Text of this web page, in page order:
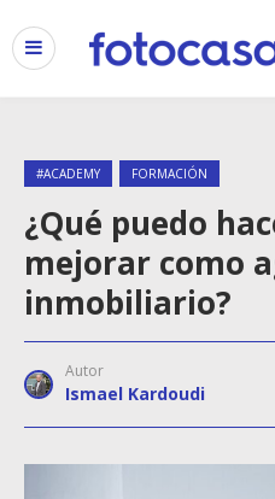
#ACADEMY FORMACIÓN
¿Qué puedo
mejorar como
inmobiliario?
Autor
Ismael Kardoudi